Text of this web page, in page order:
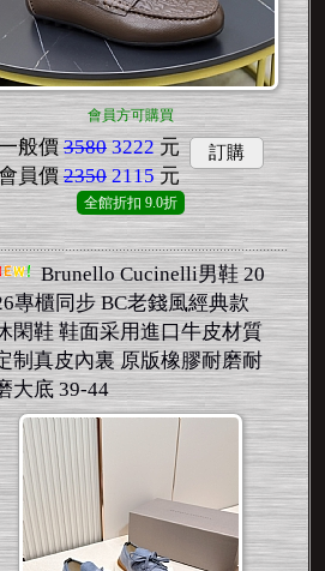
會員方可購買
般價 35803222元
員價 23502115元
訂購
全館折扣 9.0折
Brunello Cucinelli男鞋 20
專櫃同步 BC老錢風經典款
閑鞋 鞋面采用進口牛皮材質
制真皮內裏 原版橡膠耐磨耐
大底 39-44